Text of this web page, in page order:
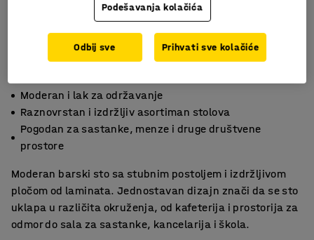
Moderan i lak za održavanje
Raznovrstan i izdržljiv asortiman stolova
Pogodan za sastanke, menze i druge društvene
prostore
Moderan barski sto sa stubnim postoljem i izdržljivom
pločom od laminata. Jednostavan dizajn znači da se sto
uklapa u različita okruženja, od kafeterija i prostorija za
odmor do sala za sastanke, kancelarija i škola.
Podešavanja kolačića
Odbij sve Prihvati sve kolačiće